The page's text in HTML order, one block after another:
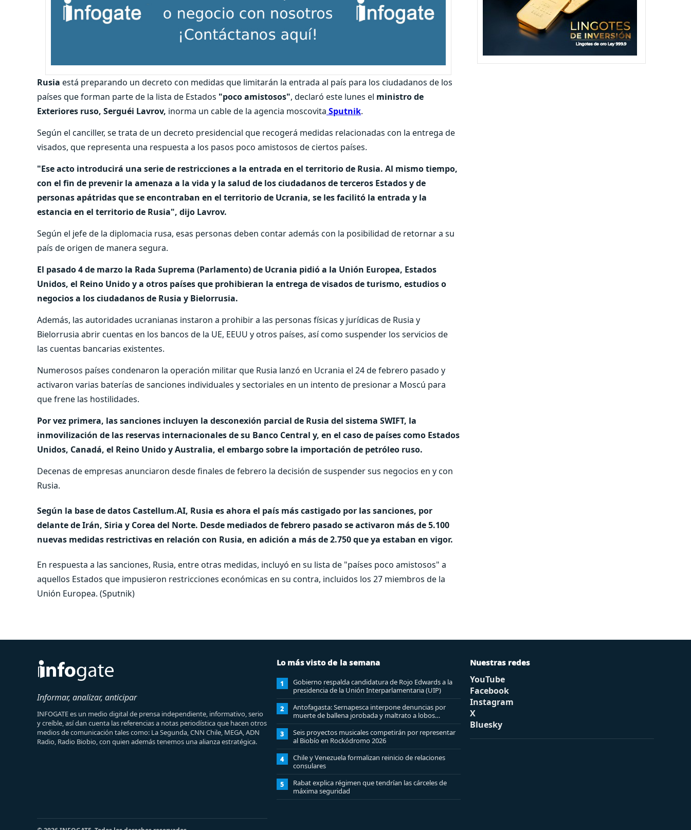
Rusia está preparando un decreto con medidas que limitarán la entrada al país para los ciudadanos de los
países que forman parte de la lista de Estados "poco amistosos", declaró este lunes el ministro de
Exteriores ruso, Serguéi Lavrov, inorma un cable de la agencia moscovita Sputnik.
Según el canciller, se trata de un decreto presidencial que recogerá medidas relacionadas con la entrega de
visados, que representa una respuesta a los pasos poco amistosos de ciertos países.
"Ese acto introducirá una serie de restricciones a la entrada en el territorio de Rusia. Al mismo tiempo,
con el fin de prevenir la amenaza a la vida y la salud de los ciudadanos de terceros Estados y de
personas apátridas que se encontraban en el territorio de Ucrania, se les facilitó la entrada y la
estancia en el territorio de Rusia", dijo Lavrov.
Según el jefe de la diplomacia rusa, esas personas deben contar además con la posibilidad de retornar a su
país de origen de manera segura.
El pasado 4 de marzo la Rada Suprema (Parlamento) de Ucrania pidió a la Unión Europea, Estados
Unidos, el Reino Unido y a otros países que prohibieran la entrega de visados de turismo, estudios o
negocios a los ciudadanos de Rusia y Bielorrusia.
Además, las autoridades ucranianas instaron a prohibir a las personas físicas y jurídicas de Rusia y
Bielorrusia abrir cuentas en los bancos de la UE, EEUU y otros países, así como suspender los servicios de
las cuentas bancarias existentes.
Numerosos países condenaron la operación militar que Rusia lanzó en Ucrania el 24 de febrero pasado y
activaron varias baterías de sanciones individuales y sectoriales en un intento de presionar a Moscú para
que frene las hostilidades.
Por vez primera, las sanciones incluyen la desconexión parcial de Rusia del sistema SWIFT, la
inmovilización de las reservas internacionales de su Banco Central y, en el caso de países como Estados
Unidos, Canadá, el Reino Unido y Australia, el embargo sobre la importación de petróleo ruso.
Decenas de empresas anunciaron desde finales de febrero la decisión de suspender sus negocios en y con
Rusia.
Según la base de datos Castellum.AI, Rusia es ahora el país más castigado por las sanciones, por
delante de Irán, Siria y Corea del Norte. Desde mediados de febrero pasado se activaron más de 5.100
nuevas medidas restrictivas en relación con Rusia, en adición a más de 2.750 que ya estaban en vigor.
En respuesta a las sanciones, Rusia, entre otras medidas, incluyó en su lista de "países poco amistosos" a
aquellos Estados que impusieron restricciones económicas en su contra, incluidos los 27 miembros de la
Unión Europea. (Sputnik)
Informar, analizar, anticipar
INFOGATE es un medio digital de prensa independiente, informativo, serio
y creíble, así dan cuenta las referencias a notas periodística que hacen otros
medios de comunicación tales como: La Segunda, CNN Chile, MEGA, ADN
Radio, Radio Biobio, con quien además tenemos una alianza estratégica.
Lo más visto de la semana
1
Gobierno respalda candidatura de Rojo Edwards a la
presidencia de la Unión Interparlamentaria (UIP)
2
Antofagasta: Sernapesca interpone denuncias por
muerte de ballena jorobada y maltrato a lobos
marinos
3
Seis proyectos musicales competirán por representar
al Biobío en Rockódromo 2026
4
Chile y Venezuela formalizan reinicio de relaciones
consulares
5
Rabat explica régimen que tendrían las cárceles de
máxima seguridad
Nuestras redes
YouTube
Facebook
Instagram
X
Bluesky